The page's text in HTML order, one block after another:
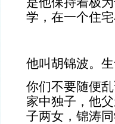
学，在一个住宅
他叫胡锦波。
你们不要随便
家中独子，他
子两女，锦涛